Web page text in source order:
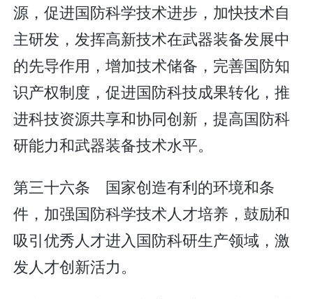
源，促进国防科学技术进步，加快技术自
主研发，发挥高新技术在武器装备发展中
的先导作用，增加技术储备，完善国防知
识产权制度，促进国防科技成果转化，推
进科技资源共享和协同创新，提高国防科
研能力和武器装备技术水平。
第三十六条 国家创造有利的环境和条
件，加强国防科学技术人才培养，鼓励和
吸引优秀人才进入国防科研生产领域，激
发人才创新活力。